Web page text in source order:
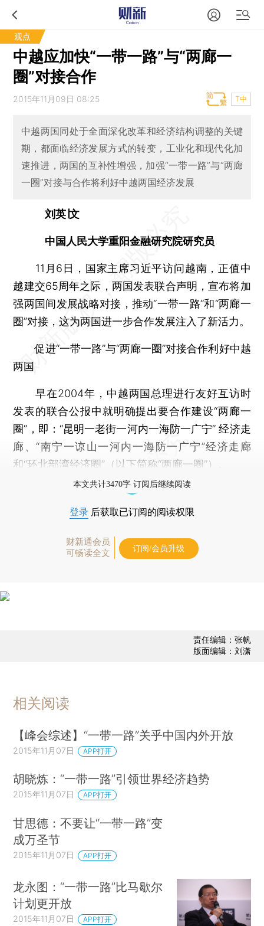
观点
中越应加快“一带一路”与“两廊一
圈”对接合作
2015年11月09日 08:25 T中
中越两国同处于全面深化改革和经济结构调整的关键
期，都面临经济发展方式的转变，工业化和现代化加
速推进，两国的互补性增强，加强“一带一路”与“两廊
一圈”对接与合作将利好中越两国经济发展
刘英∣文
中国人民大学重阳金融研究院研究员
11月6日，国家主席习近平访问越南，正值中
越建交65周年之际，两国发表联合声明，宣布将加
强两国间发展战略对接，推动“一带一路”和“两廊一
圈”对接，这为两国进一步合作发展注入了新活力。
促进“一带一路”与“两廊一圈”对接合作利好中越
两国
早在2004年，中越两国总理进行友好互访时
发表的联合公报中就明确提出要合作建设“两廊一
圈”，即：“昆明一老街一河内一海防一广宁” 经济走
廊、“南宁一谅山一河内一海防一广宁”经济走廊
和“环北部湾经济圈”（以下简称“两廊一圈”）。
本文共计3470字 订阅后继续阅读
登录 后获取已订阅的阅读权限
财新通会员
可畅读全文
订阅/会员升级
责任编辑：张帆
版面编辑：刘潇
相关阅读
【峰会综述】“一带一路”关乎中国内外开放
2015年11月07日 APP打开
胡晓炼：“一带一路”引领世界经济趋势
2015年11月07日 APP打开
甘思德：不要让“一带一路”变
成万圣节
2015年11月07日 APP打开
龙永图：“一带一路”比马歇尔
计划更开放
2015年11月07日 APP打开